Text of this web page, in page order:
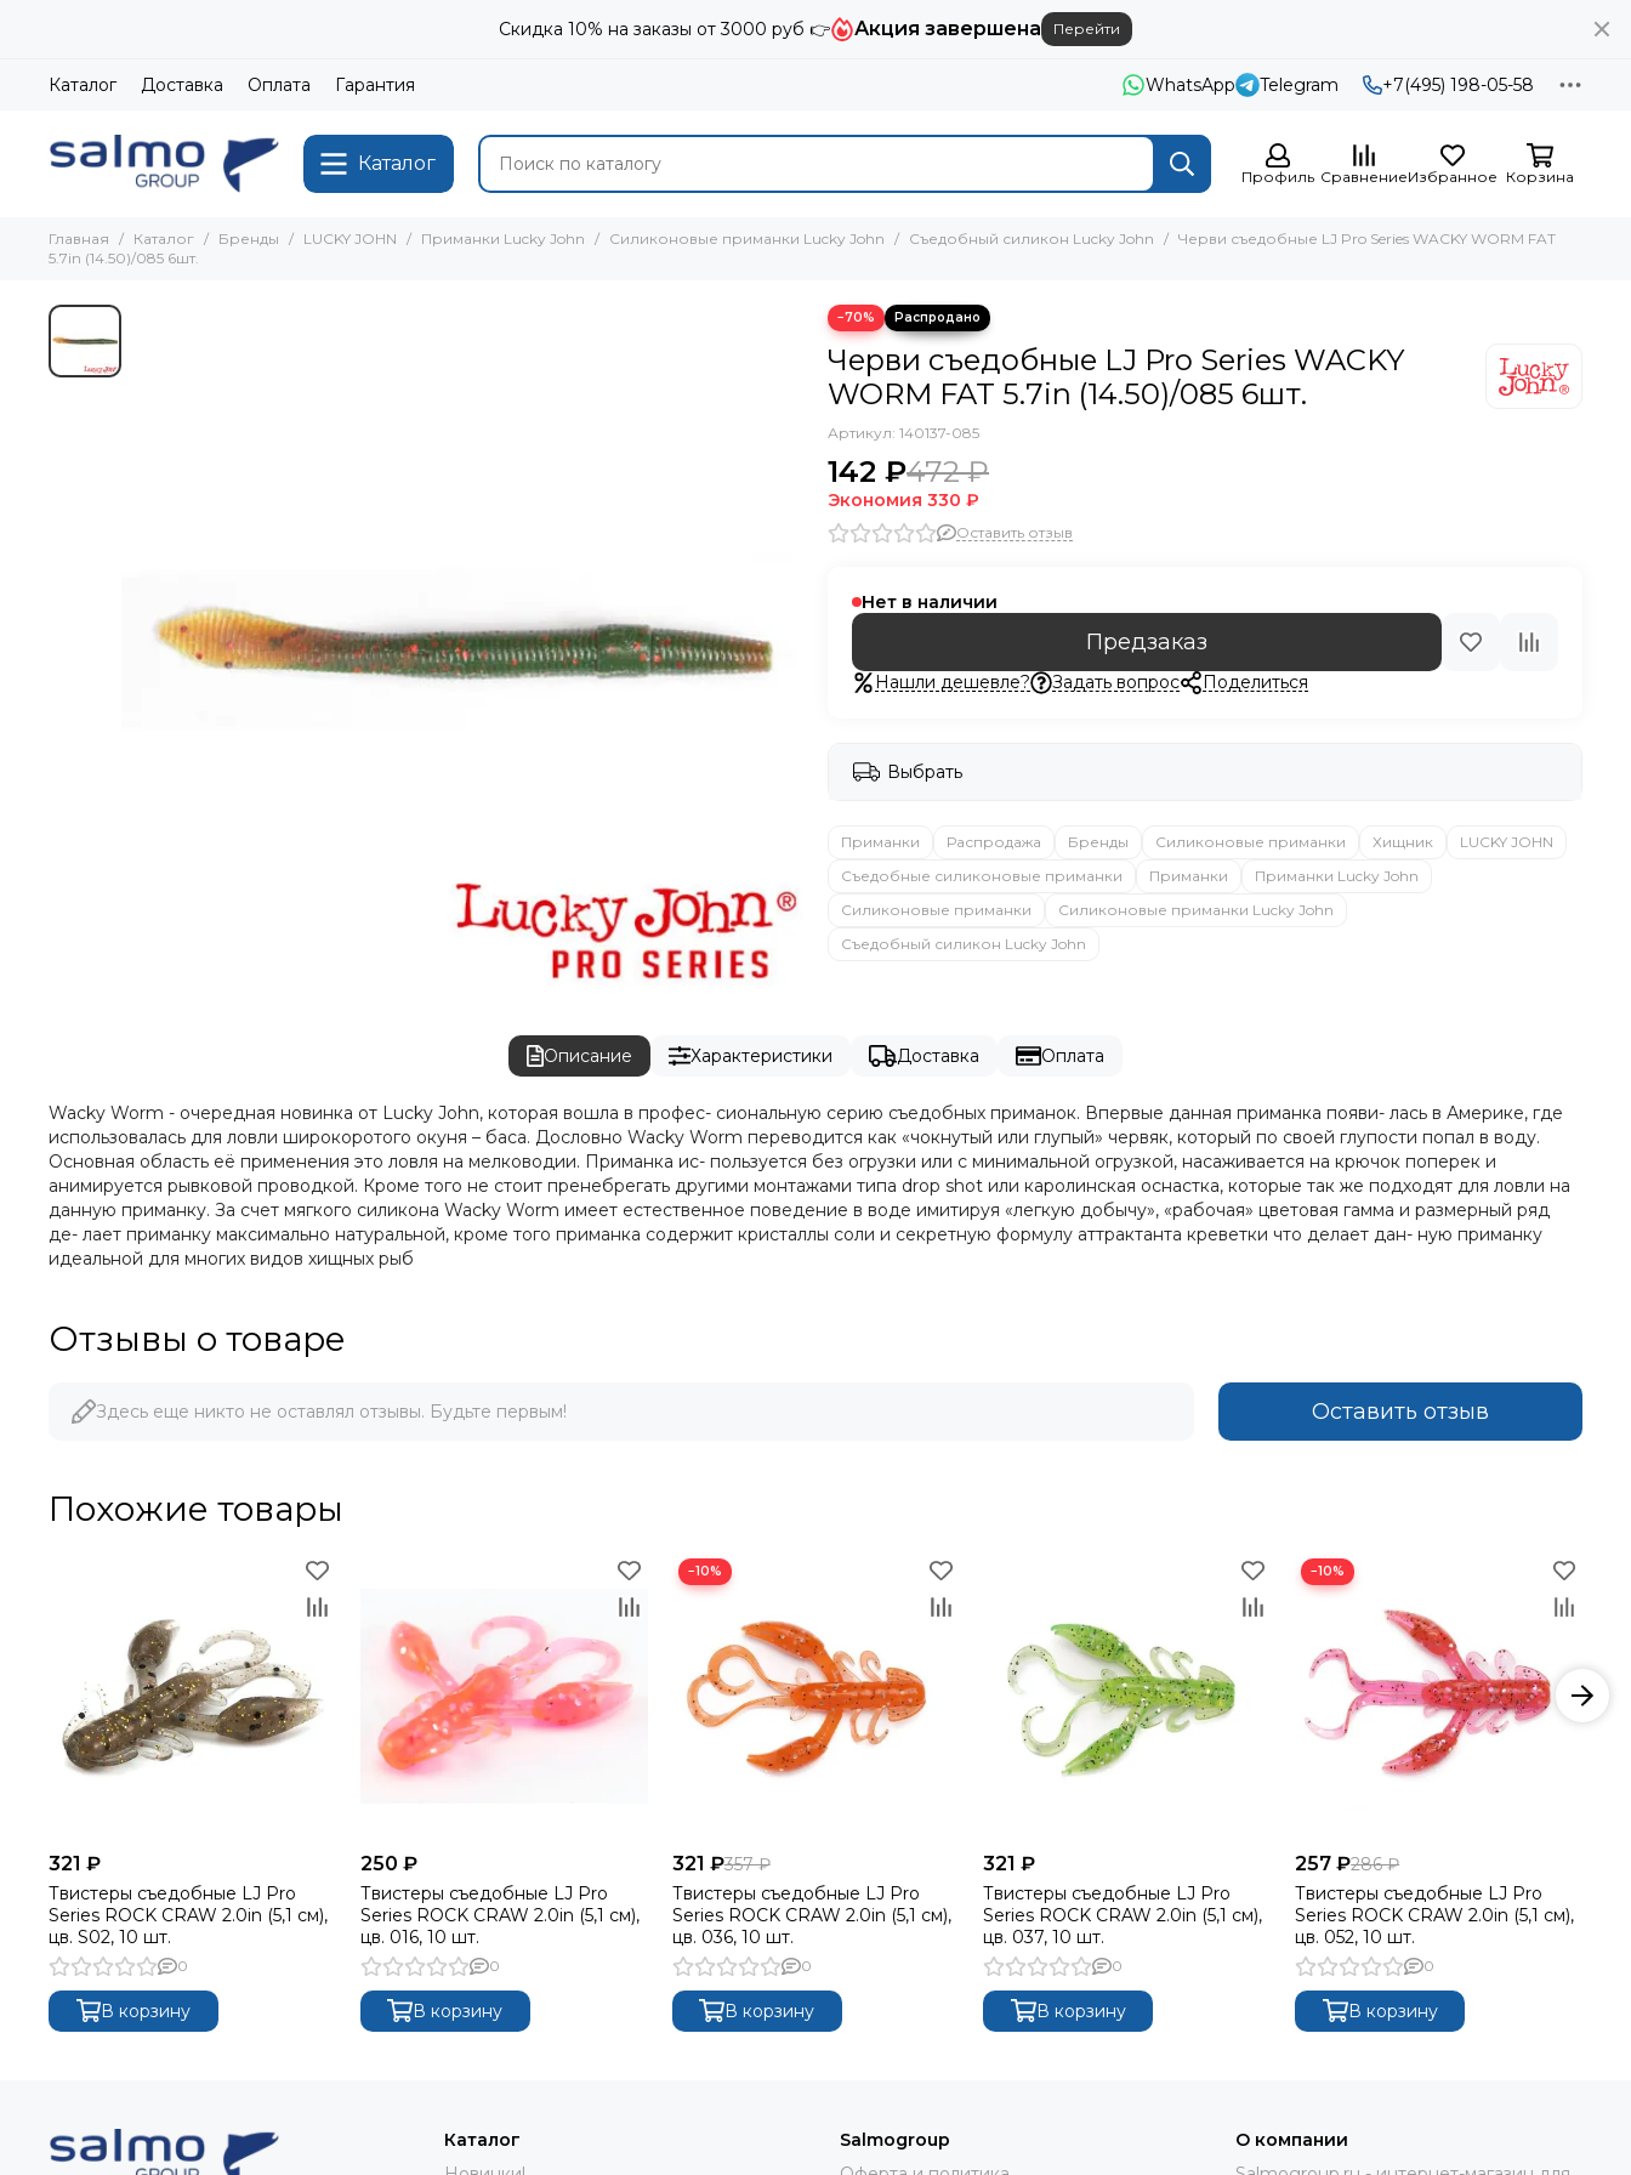
Скидка 10% на заказы от 3000 руб 👉 Акция завершена Перейти
Каталог Доставка Оплата Гарантия WhatsApp Telegram +7(495) 198-05-58
Каталог
Профиль СравнениеИзбранное Корзина
Главная Каталог Бренды LUCKY JOHN Приманки Lucky John Силиконовые приманки Lucky John Съедобный силикон Lucky John
Черви съедобные LJ Pro Series WACKY WORM FAT
5.7in (14.50)/085 6шт.
−70%
Черви съедобные LJ Pro Series WACKY
WORM FAT 5.7in (14.50)/085 6шт.
Артикул: 140137-085
142 ₽472 ₽
Экономия 330 ₽
Оставить отзыв
Нет в наличии
Предзаказ
Нашли дешевле? Задать вопрос Поделиться
Выбрать
Приманки Распродажа Бренды Силиконовые приманки Хищник
LUCKY JOHN
Съедобные силиконовые приманки
Приманки
Приманки Lucky John
Силиконовые приманки
Силиконовые приманки Lucky John
Съедобный силикон Lucky John
Описание Характеристики Доставка Оплата
Wacky Worm - очередная новинка от Lucky John, которая вошла в профес- сиональную серию съедобных приманок. Впервые данная приманка появи- лась в Америке, где
использовалась для ловли широкоротого окуня – баса. Дословно Wacky Worm переводится как «чокнутый или глупый» червяк, который по своей глупости попал в воду.
Основная область её применения это ловля на мелководии. Приманка ис- пользуется без огрузки или с минимальной огрузкой, насаживается на крючок поперек и
анимируется рывковой проводкой. Кроме того не стоит пренебрегать другими монтажами типа drop shot или каролинская оснастка, которые так же подходят для ловли на
данную приманку. За счет мягкого силикона Wacky Worm имеет естественное поведение в воде имитируя «легкую добычу», «рабочая» цветовая гамма и размерный ряд
де- лает приманку максимально натуральной, кроме того приманка содержит кристаллы соли и секретную формулу аттрактанта креветки что делает дан- ную приманку
идеальной для многих видов хищных рыб
Отзывы о товаре
Здесь еще никто не оставлял отзывы. Будьте первым! Оставить отзыв
Похожие товары
321 ₽
Твистеры съедобные LJ Pro
Series ROCK CRAW 2.0in (5,1 см),
цв. S02, 10 шт.
0
В корзину
250 ₽
Твистеры съедобные LJ Pro
Series ROCK CRAW 2.0in (5,1 см),
цв. 016, 10 шт.
0
В корзину
−10%
321 ₽357 ₽
Твистеры съедобные LJ Pro
Series ROCK CRAW 2.0in (5,1 см),
цв. 036, 10 шт.
0
В корзину
321 ₽
Твистеры съедобные LJ Pro
Series ROCK CRAW 2.0in (5,1 см),
цв. 037, 10 шт.
0
В корзину
−10%
257 ₽286 ₽
Твистеры съедобные LJ Pro
Series ROCK CRAW 2.0in (5,1 см),
цв. 052, 10 шт.
0
В корзину
Каталог
Salmogroup
О компании